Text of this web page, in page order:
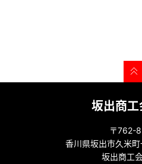
坂出商
〒762-
香川県坂出市久米
坂出商工